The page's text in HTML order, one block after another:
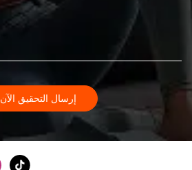
إرسال التحقيق الآن